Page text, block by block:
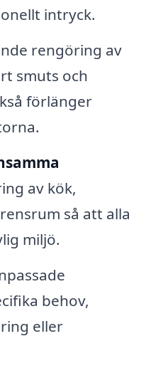
intryck.
rengöring av
smuts och
förlänger
av kök,
så att alla
miljö.
behov,
eller